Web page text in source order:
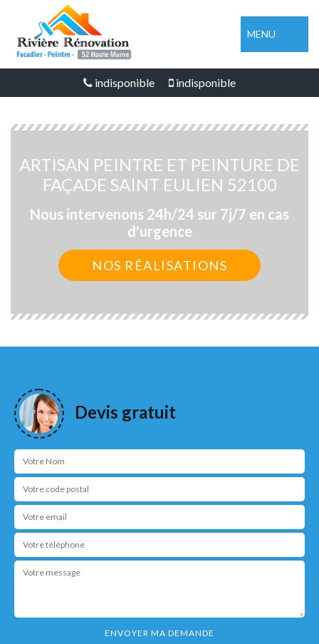
MENU
indisponible indisponible
ARTISAN PEINTRE ET PEINTURE DE
FAÇADE SAINT EULIEN 52100
Nous intervenons 24h/24 sur 7j/7 en cas
d'urgence
NOS RÉALISATIONS
Devis gratuit